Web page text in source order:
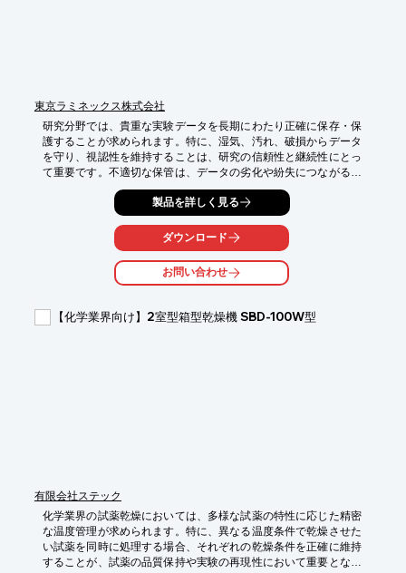
東京ラミネックス株式会社
研究分野では、貴重な実験データを長期にわたり正確に保存・保
護することが求められます。特に、湿気、汚れ、破損からデータ
を守り、視認性を維持することは、研究の信頼性と継続性にとっ
て重要です。不適切な保管は、データの劣化や紛失につながる可
能性があります。TOLAMIオリジナルラミネーターは、独自の2段
回転式ヒートロール機構により、熱ムラを解消し、寒冷地での大
量加工でも均一で美しい仕上がりが得られるため、実験データの
確実な保護を実現します。
【活用シーン】
・実験結果の記録用紙のラミネート
・研究資料の長期保存
・フィールド調査で得た資料の保護
製品を詳しく見る
ダウンロード
お問い合わせ
【化学業界向け】2室型箱型乾燥機 SBD-100W型
有限会社ステック
化学業界の試薬乾燥においては、多様な試薬の特性に応じた精密
な温度管理が求められます。特に、異なる温度条件で乾燥させた
い試薬を同時に処理する場合、それぞれの乾燥条件を正確に維持
することが、試薬の品質保持や実験の再現性において重要となり